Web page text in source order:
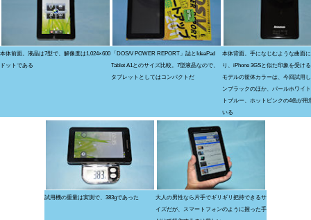
本体前面。液晶は7型で、解像度は1,024×600
ドットである
「DOS/V POWER REPORT」誌とIdeaPad
Tablet A1とのサイズ比較。7型液晶なので、
タブレットとしてはコンパクトだ
本体背面。手になじむような曲面
り、iPhone 3GSと似た印象を受け
モデルの筐体カラーは、今回試用
ンブラックのほか、パールホワイ
トブルー、ホットピンクの4色が用
いる
試用機の重量は実測で、383gであった
大人の男性なら片手でギリギリ把持できるサ
イズだが、スマートフォンのように握った手